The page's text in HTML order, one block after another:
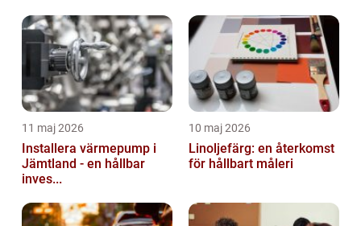
11 maj 2026
Installera värmepump i
Jämtland - en hållbar
inves...
10 maj 2026
Linoljefärg: en återkomst
för hållbart måleri